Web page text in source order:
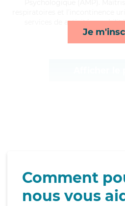
Je
services de activités,
lever/
Comment
nous vous